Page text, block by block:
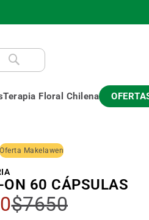
Terapia Floral Chilena
$7650
ON 60 CÁPSULAS
Oferta Makelawen